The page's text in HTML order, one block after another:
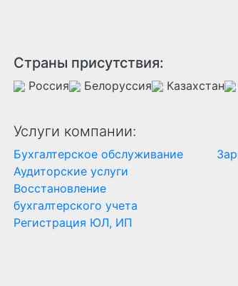
Страны присутствия:
Россия Белоруссия Казахстан
Услуги компании:
Бухгалтерское обслуживание
Аудиторские услуги
Восстановление
бухгалтерского учета
Регистрация ЮЛ, ИП